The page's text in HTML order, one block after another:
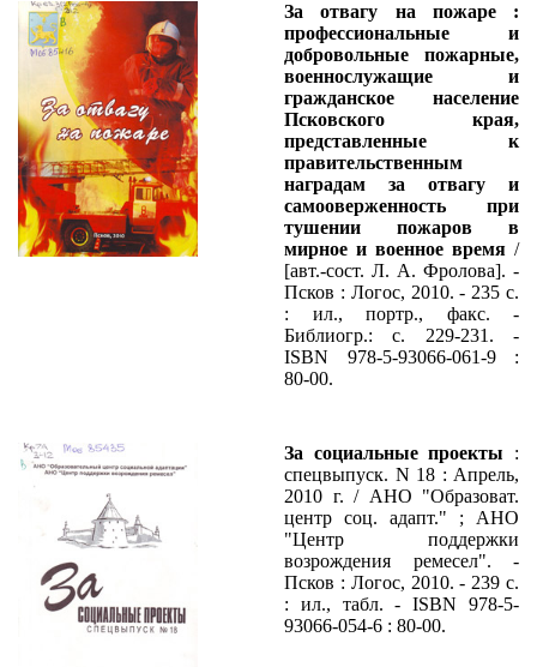
За отвагу на пожаре :
профессиональные и
добровольные пожарные,
военнослужащие и
гражданское население
Псковского края,
представленные к
правительственным
наградам за отвагу и
самооверженность при
тушении пожаров в
мирное и военное время /
[авт.-сост. Л. А. Фролова]. -
Псков : Логос, 2010. - 235 с.
: ил., портр., факс. -
Библиогр.: с. 229-231. -
ISBN 978-5-93066-061-9 :
80-00.
За социальные проекты :
спецвыпуск. N 18 : Апрель,
2010 г. / АНО "Образоват.
центр соц. адапт." ; АНО
"Центр поддержки
возрождения ремесел". -
Псков : Логос, 2010. - 239 с.
: ил., табл. - ISBN 978-5-
93066-054-6 : 80-00.